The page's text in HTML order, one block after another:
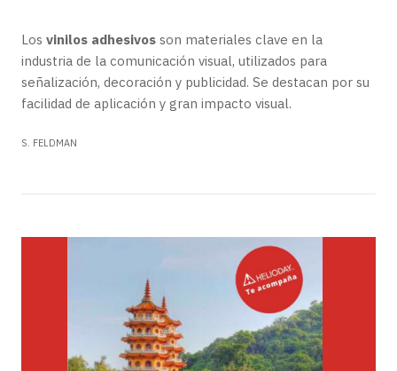
Los vinilos adhesivos son materiales clave en la
industria de la comunicación visual, utilizados para
señalización, decoración y publicidad. Se destacan por su
facilidad de aplicación y gran impacto visual.
S. FELDMAN